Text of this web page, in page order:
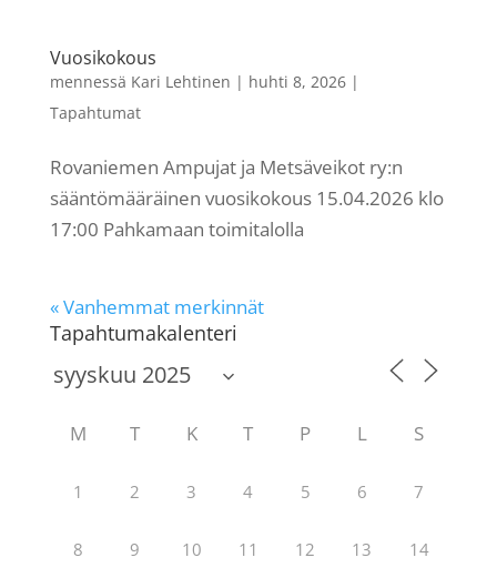
Vuosikokous
mennessä Kari Lehtinen | huhti 8, 2026|
Tapahtumat
Rovaniemen Ampujat ja Metsäveikot ry:n
sääntömääräinen vuosikokous 15.04.2026 klo
17:00 Pahkamaan toimitalolla
« Vanhemmat merkinnät
Tapahtumakalenteri
M T K T P L S
1 2 3 4 5 6 7
8 9 10 11 12 13 14